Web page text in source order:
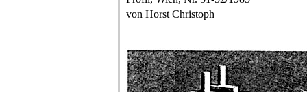
von Horst Christoph